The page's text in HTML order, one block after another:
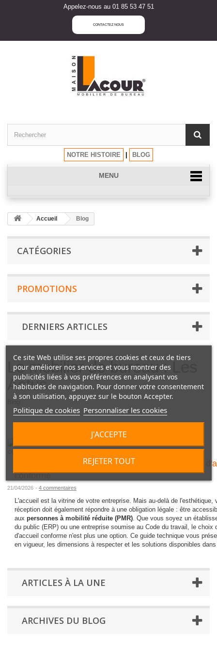
Appelez-nous au 01 85 53 47 51
CONTACTEZ NOUS
NOTRE HISTOIRE BLOG
MENU
Accueil Blog
CATÉGORIES
PROMOTIONS
DERNIERS ARTICLES
Le mobilier de bureau : Les
Actus
Normes PMR et accessibilité : choisir un mobilier
conforme
21/04/2026 - 4 commentaires
L'accueil est la vitrine de votre entreprise. Mais au-delà de l'esthétique,
réception doit également répondre à une obligation légale : être
aux personnes à mobilité réduite (PMR). Que vous soyez un
du public (ERP) ou une entreprise soumise au Code du travail, le choix
d'accueil conforme n'est plus une option. Ce guide technique vous
en vigueur, les dimensions à respecter et les solutions disponibles
ARTICLES À LA UNE
ARCHIVES DU BLOG
Ce site Web utilise ses propres cookies et ceux de tiers
pour améliorer nos services et vous montrer des
publicités liées à vos préférences en analysant vos
habitudes de navigation. Pour donner votre consentement
à son utilisation, appuyez sur le bouton Accepter.
Politique de cookies Personnaliser les cookies
REJETER TOUT
J'ACCEPTE